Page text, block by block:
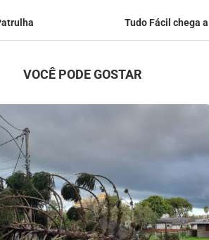
Tudo Fácil chega
VOCÊ PODE GOSTAR